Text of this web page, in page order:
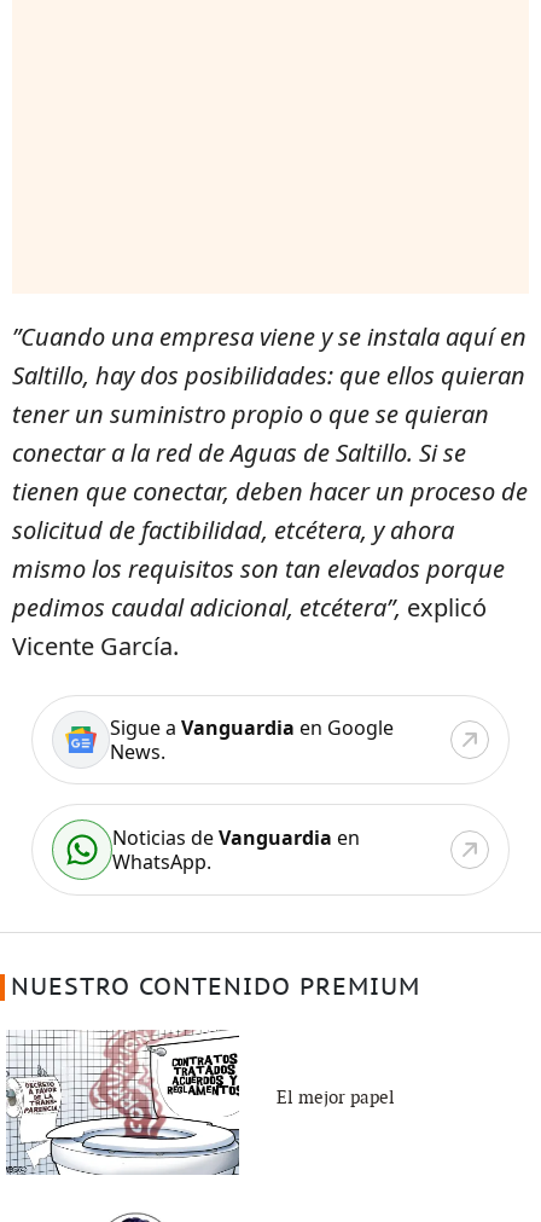
”Cuando una empresa viene y se instala aquí en
Saltillo, hay dos posibilidades: que ellos quieran
tener un suministro propio o que se quieran
conectar a la red de Aguas de Saltillo. Si se
tienen que conectar, deben hacer un proceso de
solicitud de factibilidad, etcétera, y ahora
mismo los requisitos son tan elevados porque
pedimos caudal adicional, etcétera”, explicó
Vicente García.
Sigue a Vanguardia en Google
News.
Noticias deVanguardia en
WhatsApp.
NUESTRO CONTENIDO PREMIUM
El mejor papel